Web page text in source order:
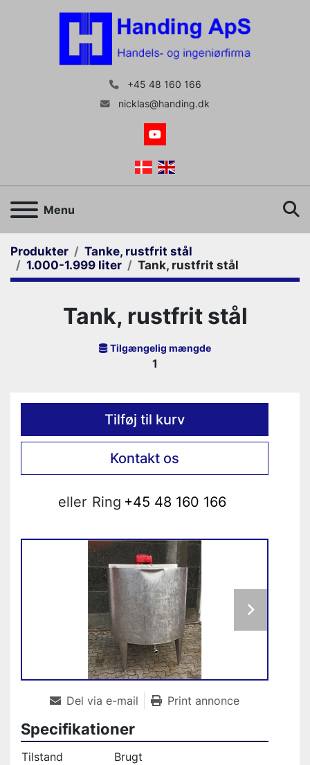
+45 48 160 166
nicklas@handing.dk
youtube
Menu
Produkter
Tanke, rustfrit stål
1.000-1.999 liter
Tank, rustfrit stål
Tank, rustfrit stål
Tilgængelig mængde
1
Tilføj til kurv
Kontakt os
eller Ring +45 48 160 166
Del via e-mail Print annonce
Specifikationer
Tilstand
Brugt